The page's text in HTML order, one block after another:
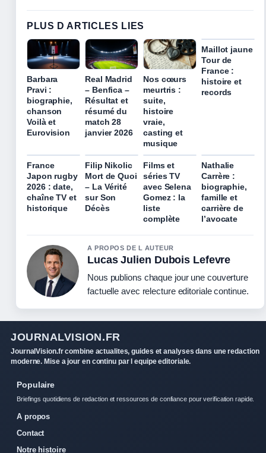
PLUS D ARTICLES LIES
Barbara
Pravi :
biographie,
chanson
Voilà et
Eurovision
Real Madrid
– Benfica –
Résultat et
résumé du
match 28
janvier 2026
Nos cœurs
meurtris :
suite,
histoire
vraie,
casting et
musique
Maillot jaune
Tour de
France :
histoire et
records
France
Japon rugby
2026 : date,
chaîne TV et
historique
Filip Nikolic
Mort de Quoi
– La Vérité
sur Son
Décès
Films et
séries TV
avec Selena
Gomez : la
liste
complète
Nathalie
Carrère :
biographie,
famille et
carrière de
l’avocate
A PROPOS DE L AUTEUR
Lucas Julien Dubois Lefevre
Nous publions chaque jour une couverture
factuelle avec relecture editoriale continue.
JOURNALVISION.FR
JournalVision.fr combine actualites, guides et analyses dans une redaction
moderne. Mise a jour en continu par l equipe editoriale.
Populaire
Briefings quotidiens de redaction et ressources de confiance pour verification rapide.
A propos
Contact
Notre histoire